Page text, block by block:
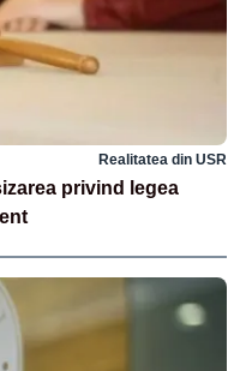
Realitatea din USR
privind legea